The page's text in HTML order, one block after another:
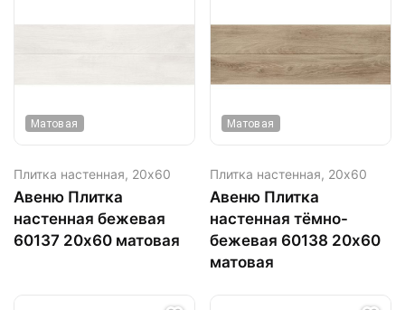
Матовая
Плитка настенная, 20х60
Авеню Плитка
настенная бежевая
60137 20х60 матовая
Матовая
Плитка настенная, 20х60
Авеню Плитка
настенная тёмно-
бежевая 60138 20х60
матовая